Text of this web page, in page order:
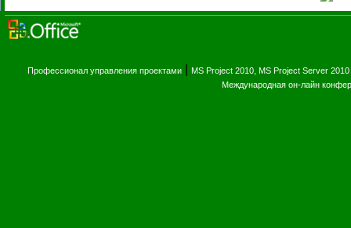
Профессионал управления проектами MS Project 2010, MS Project Server 2010
Международная он-лайн